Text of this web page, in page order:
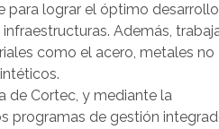
para lograr el óptimo
Además,
como el acero, metales no
de Cortec, y mediante la
programas de gestión